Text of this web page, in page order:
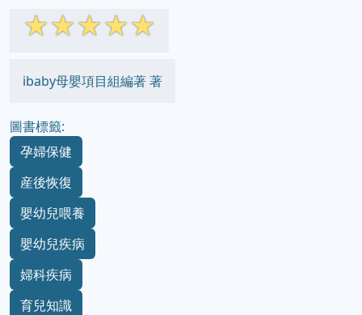
☆☆☆☆☆
ibaby母嬰項目組編著 著
圖書標籤:
孕婦保健
産後恢復
嬰幼兒喂養
嬰幼兒疾病
婦科疾病
育兒知識